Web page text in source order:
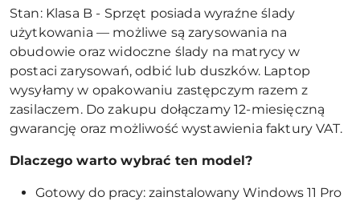
Stan: Klasa B - Sprzęt posiada wyraźne ślady
użytkowania — możliwe są zarysowania na
obudowie oraz widoczne ślady na matrycy w
postaci zarysowań, odbić lub duszków. Laptop
wysyłamy w opakowaniu zastępczym razem z
zasilaczem. Do zakupu dołączamy 12-miesięczną
gwarancję oraz możliwość wystawienia faktury VAT.
Dlaczego warto wybrać ten model?
Gotowy do pracy: zainstalowany Windows 11 Pro